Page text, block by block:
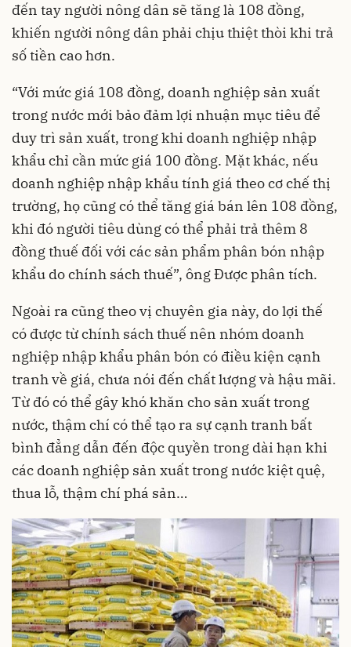
đến tay người nông dân sẽ tăng là 108 đồng,
khiến người nông dân phải chịu thiệt thòi khi trả
số tiền cao hơn.
“Với mức giá 108 đồng, doanh nghiệp sản xuất
trong nước mới bảo đảm lợi nhuận mục tiêu để
duy trì sản xuất, trong khi doanh nghiệp nhập
khẩu chỉ cần mức giá 100 đồng. Mặt khác, nếu
doanh nghiệp nhập khẩu tính giá theo cơ chế thị
trường, họ cũng có thể tăng giá bán lên 108 đồng,
khi đó người tiêu dùng có thể phải trả thêm 8
đồng thuế đối với các sản phẩm phân bón nhập
khẩu do chính sách thuế”, ông Được phân tích.
Ngoài ra cũng theo vị chuyên gia này, do lợi thế
có được từ chính sách thuế nên nhóm doanh
nghiệp nhập khẩu phân bón có điều kiện cạnh
tranh về giá, chưa nói đến chất lượng và hậu mãi.
Từ đó có thể gây khó khăn cho sản xuất trong
nước, thậm chí có thể tạo ra sự cạnh tranh bất
bình đẳng dẫn đến độc quyền trong dài hạn khi
các doanh nghiệp sản xuất trong nước kiệt quệ,
thua lỗ, thậm chí phá sản…